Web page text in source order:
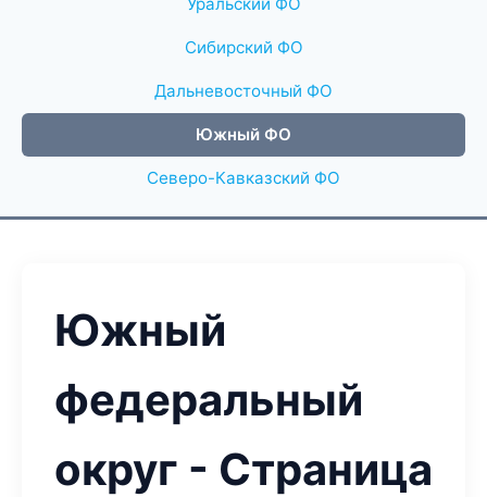
Сибирский ФО
Дальневосточный ФО
Южный ФО
Северо-Кавказский ФО
Южный
федеральный
округ - Страница